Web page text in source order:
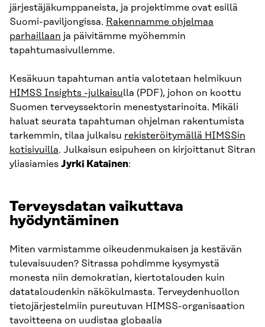
järjestäjäkumppaneista, ja projektimme ovat esillä
Suomi-paviljongissa. Rakennamme ohjelmaa
parhaillaan ja päivitämme myöhemmin
tapahtumasivullemme.
Kesäkuun tapahtuman antia valotetaan helmikuun
HIMSS Insights -julkaisulla (PDF), johon on koottu
Suomen terveyssektorin menestystarinoita. Mikäli
haluat seurata tapahtuman ohjelman rakentumista
tarkemmin, tilaa julkaisu rekisteröitymällä HIMSSin
kotisivuilla. Julkaisun esipuheen on kirjoittanut Sitran
yliasiamies Jyrki Katainen:
Terveysdatan vaikuttava
hyödyntäminen
Miten varmistamme oikeudenmukaisen ja kestävän
tulevaisuuden? Sitrassa pohdimme kysymystä
monesta niin demokratian, kiertotalouden kuin
datataloudenkin näkökulmasta. Terveydenhuollon
tietojärjestelmiin pureutuvan HIMSS-organisaation
tavoitteena on uudistaa globaalia